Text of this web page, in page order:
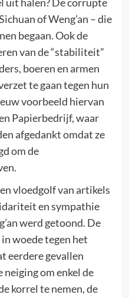
of Weng’an – die
begaan. Ook de
van de “stabiliteit”
boeren en armen
te gaan tegen hun
voorbeeld hiervan
Papierbedrijf, waar
afgedankt omdat ze
om de
vloedgolf van artikels
en sympathie
werd getoond. De
woede tegen het
eerdere gevallen
om enkel de
korrel te nemen, de